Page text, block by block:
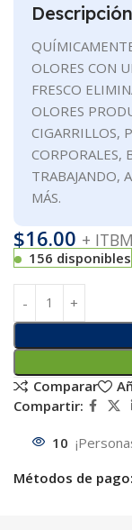
Descripción
OLORES CON
FRESCO
OLORES
CIGARRILLOS,
CORPORALES,
TRABAJANDO,
MÁS.
$16.00 + ITBM
156 disponibles
Comparar
Compartir:
10
Métodos de pago: